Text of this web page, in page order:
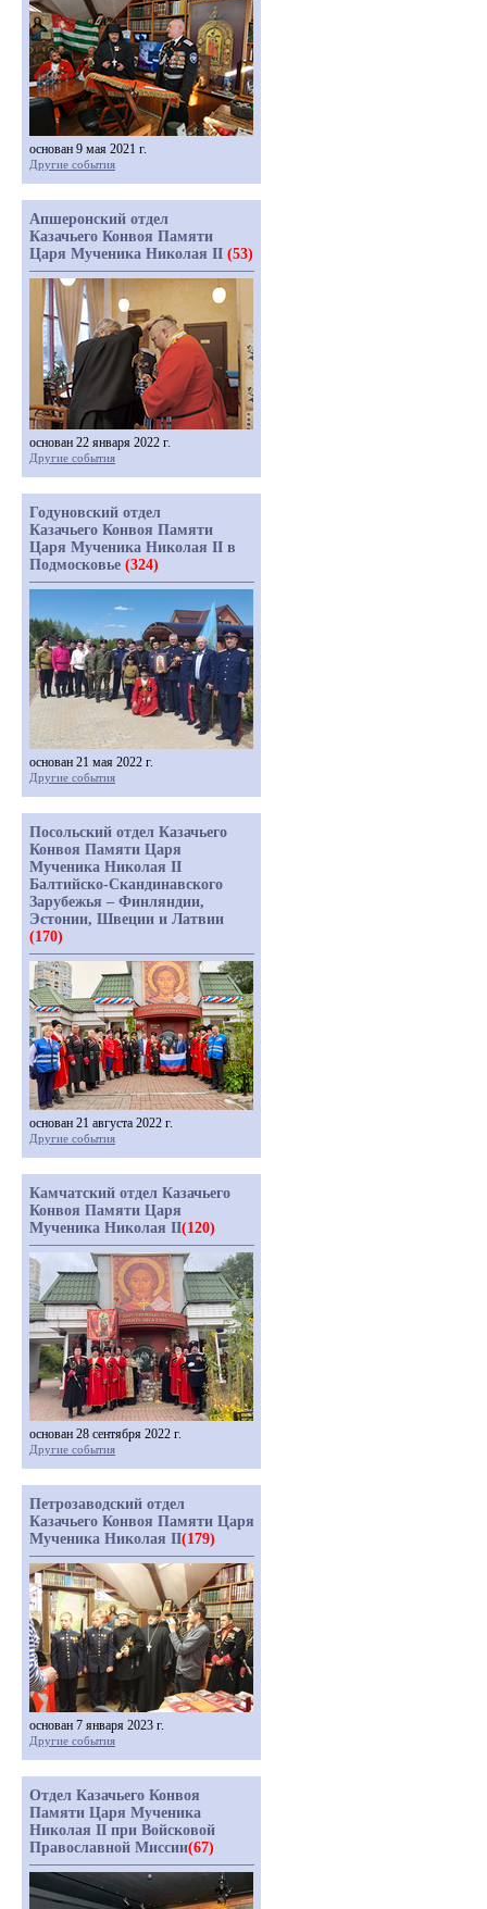
основан 9 мая 2021 г.
Другие события
Апшеронский отдел
Казачьего Конвоя Памяти
Царя Мученика Николая II (53)
основан 22 января 2022 г.
Другие события
Годуновский отдел
Казачьего Конвоя Памяти
Царя Мученика Николая II в
Подмосковье (324)
основан 21 мая 2022 г.
Другие события
Посольский отдел Казачьего
Конвоя Памяти Царя
Мученика Николая II
Балтийско-Скандинавского
Зарубежья – Финляндии,
Эстонии, Швеции и Латвии
(170)
основан 21 августа 2022 г.
Другие события
Камчатский отдел Казачьего
Конвоя Памяти Царя
Мученика Николая II(120)
основан 28 сентября 2022 г.
Другие события
Петрозаводский отдел
Казачьего Конвоя Памяти Царя
Мученика Николая II(179)
основан 7 января 2023 г.
Другие события
Отдел Казачьего Конвоя
Памяти Царя Мученика
Николая II при Войсковой
Православной Миссии(67)